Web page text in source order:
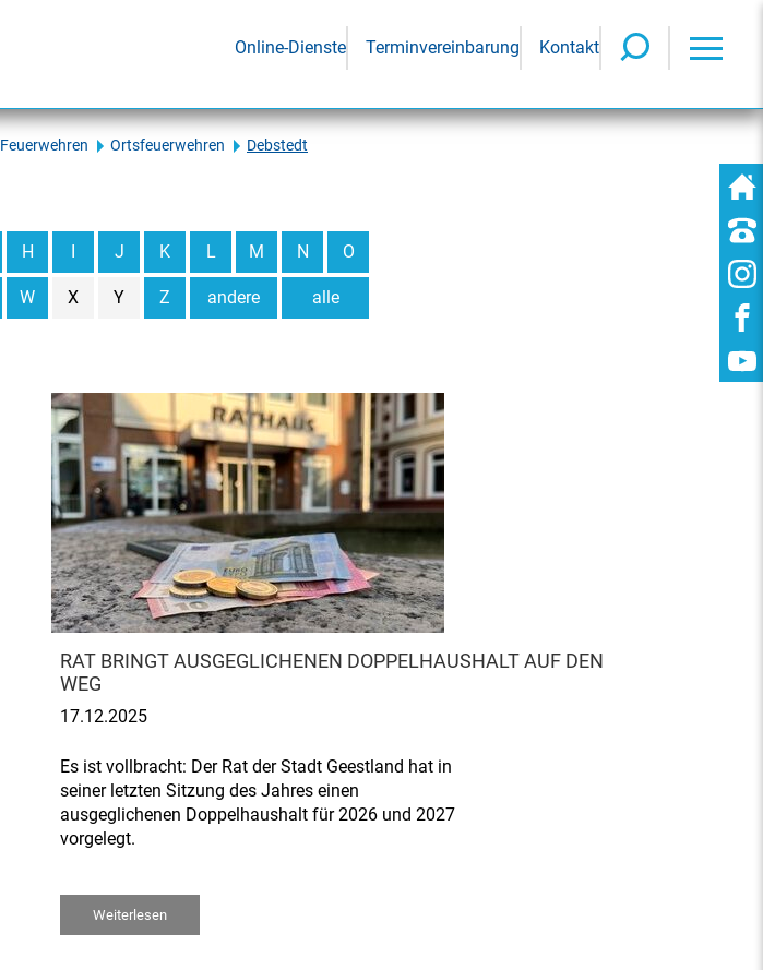
Online-Dienste Terminvereinbarung Kontakt
Feuerwehren Ortsfeuerwehren Debstedt
alle
H I J K L M N O
W X Y Z andere
RAT BRINGT AUSGEGLICHENEN DOPPELHAUSHALT AUF DEN
WEG
17.12.2025
Es ist vollbracht: Der Rat der Stadt Geestland hat in
seiner letzten Sitzung des Jahres einen
ausgeglichenen Doppelhaushalt für 2026 und 2027
vorgelegt.
Weiterlesen